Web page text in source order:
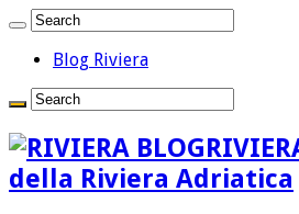
Blog Riviera
della Riviera Adriatica